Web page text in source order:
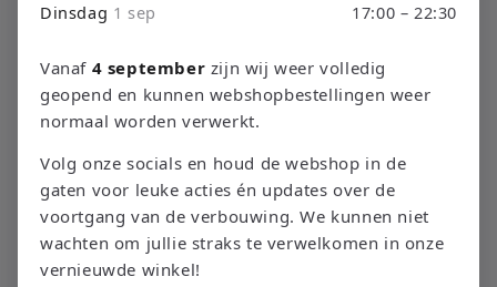
Filtrer et trier 0 produit
Aucun produit trouvé
Utiliser moins de filtres outout supprimer
Dinsdag 1 sep 17:00 – 22:30
Vanaf 4 september zijn wij weer volledig
geopend en kunnen webshopbestellingen weer
normaal worden verwerkt.
Volg onze socials en houd de webshop in de
gaten voor leuke acties én updates over de
voortgang van de verbouwing. We kunnen niet
wachten om jullie straks te verwelkomen in onze
vernieuwde winkel!